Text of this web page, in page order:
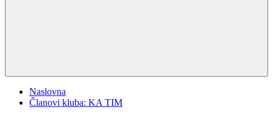
Naslovna
Članovi kluba: KA TIM